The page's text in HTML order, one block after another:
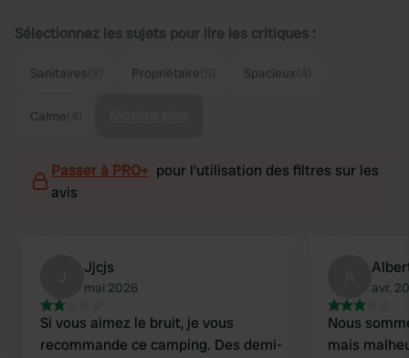
Sélectionnez les sujets pour lire les critiques :
Sanitaires Propriétaire Spacieux
Calme
Passer à PRO+ pour l'utilisation des filtres sur les
avis
Jjcjs
mai 2026
Si vous aimez le bruit, je vous
recommande ce camping. Des demi-
avr.
Nous
mais